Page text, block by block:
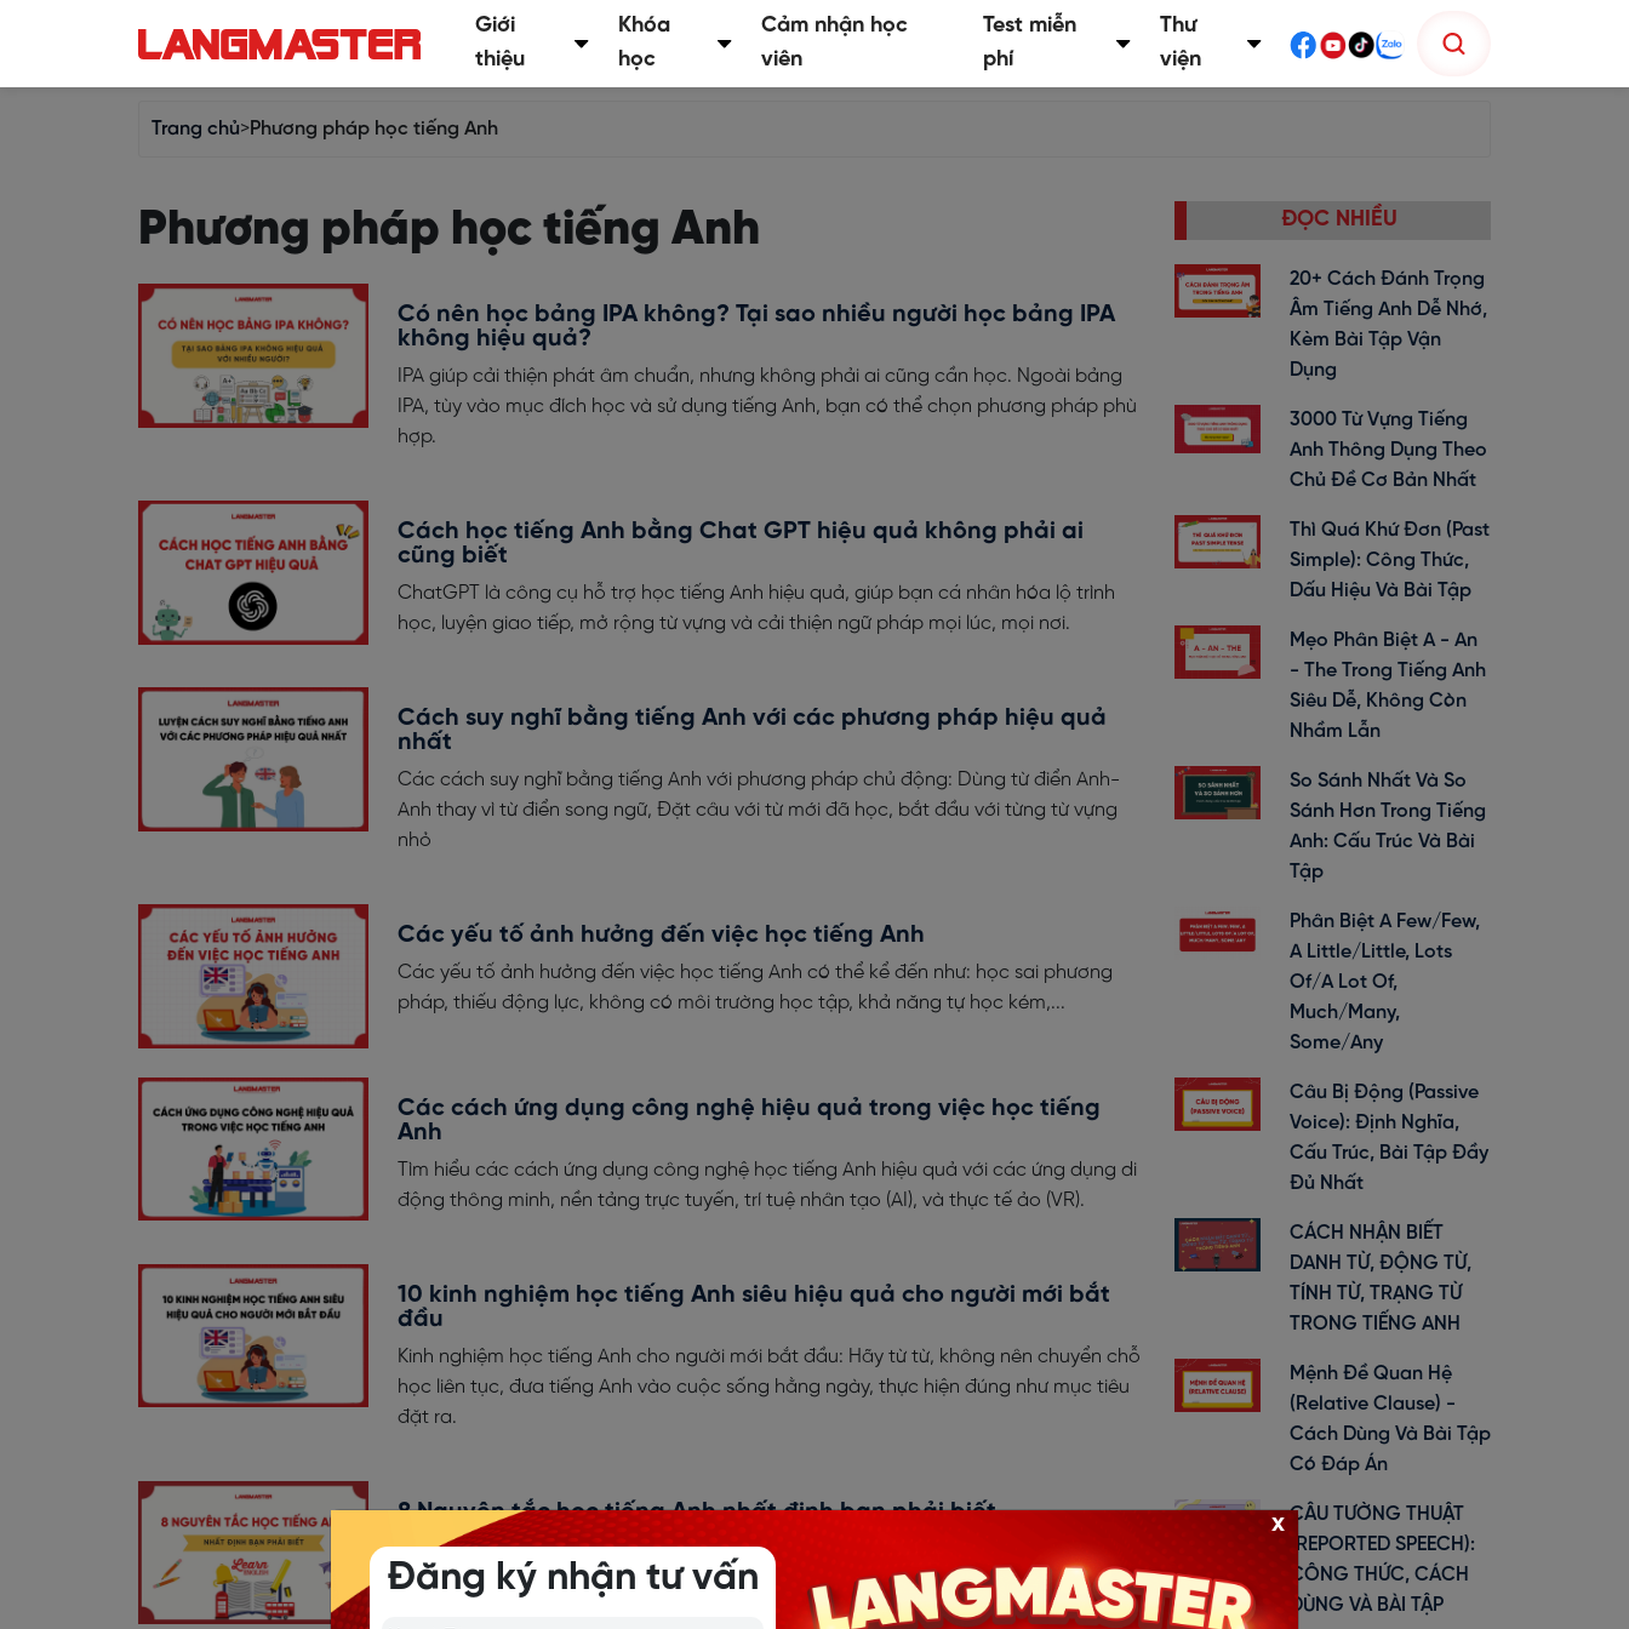
Giới
thiệu
Khóa
học
Cảm nhận học
viên
Test miễn
phí
Thư
viện
Trang chủ>Phương pháp học tiếng Anh
Phương pháp học tiếng Anh
Có nên học bảng IPA không? Tại sao nhiều người học bảng IPA
không hiệu quả?
IPA giúp cải thiện phát âm chuẩn, nhưng không phải ai cũng cần học. Ngoài bảng
IPA, tùy vào mục đích học và sử dụng tiếng Anh, bạn có thể chọn phương pháp phù
hợp.
Cách học tiếng Anh bằng Chat GPT hiệu quả không phải ai
cũng biết
ChatGPT là công cụ hỗ trợ học tiếng Anh hiệu quả, giúp bạn cá nhân hóa lộ trình
học, luyện giao tiếp, mở rộng từ vựng và cải thiện ngữ pháp mọi lúc, mọi nơi.
Cách suy nghĩ bằng tiếng Anh với các phương pháp hiệu quả
nhất
Các cách suy nghĩ bằng tiếng Anh với phương pháp chủ động: Dùng từ điển Anh-
Anh thay vì từ điển song ngữ, Đặt câu với từ mới đã học, bắt đầu với từng từ vựng
nhỏ
Các yếu tố ảnh hưởng đến việc học tiếng Anh
Các yếu tố ảnh hưởng đến việc học tiếng Anh có thể kể đến như: học sai phương
pháp, thiếu động lực, không có môi trường học tập, khả năng tự học kém,...
Các cách ứng dụng công nghệ hiệu quả trong việc học tiếng
Anh
Tìm hiểu các cách ứng dụng công nghệ học tiếng Anh hiệu quả với các ứng dụng di
động thông minh, nền tảng trực tuyến, trí tuệ nhân tạo (AI), và thực tế ảo (VR).
10 kinh nghiệm học tiếng Anh siêu hiệu quả cho người mới bắt
đầu
Kinh nghiệm học tiếng Anh cho người mới bắt đầu: Hãy từ từ, không nên chuyển chỗ
học liên tục, đưa tiếng Anh vào cuộc sống hằng ngày, thực hiện đúng như mục tiêu
đặt ra.
8 Nguyên tắc học tiếng Anh nhất định bạn phải biết
Nắm chắc 8 nguyên tắc vàng khi học tiếng Anh giúp bạn tránh việc học một cách
thụ động, kém hiệu quả. Áp dụng ngay để nhanh chóng đạt được mục tiêu giao tiếp
ĐỌC NHIỀU
20+ Cách Đánh Trọng
Âm Tiếng Anh Dễ Nhớ,
Kèm Bài Tập Vận
Dụng
3000 Từ Vựng Tiếng
Anh Thông Dụng Theo
Chủ Đề Cơ Bản Nhất
Thì Quá Khứ Đơn (past
Simple): Công Thức,
Dấu Hiệu Và Bài Tập
Mẹo Phân Biệt A - An
- The Trong Tiếng Anh
Siêu Dễ, Không Còn
Nhầm Lẫn
So Sánh Nhất Và So
Sánh Hơn Trong Tiếng
Anh: Cấu Trúc Và Bài
Tập
Phân Biệt A Few/Few,
A Little/Little, Lots
Of/A Lot Of,
Much/Many,
Some/Any
Câu Bị Động (Passive
Voice): Định Nghĩa,
Cấu Trúc, Bài Tập Đầy
Đủ Nhất
CÁCH NHẬN BIẾT
DANH TỪ, ĐỘNG TỪ,
TÍNH TỪ, TRẠNG TỪ
TRONG TIẾNG ANH
Mệnh Đề Quan Hệ
(Relative Clause) -
Cách Dùng Và Bài Tập
Có Đáp Án
CÂU TƯỜNG THUẬT
(REPORTED SPEECH):
CÔNG THỨC, CÁCH
DÙNG VÀ BÀI TẬP
Đăng ký nhận tư vấn
x